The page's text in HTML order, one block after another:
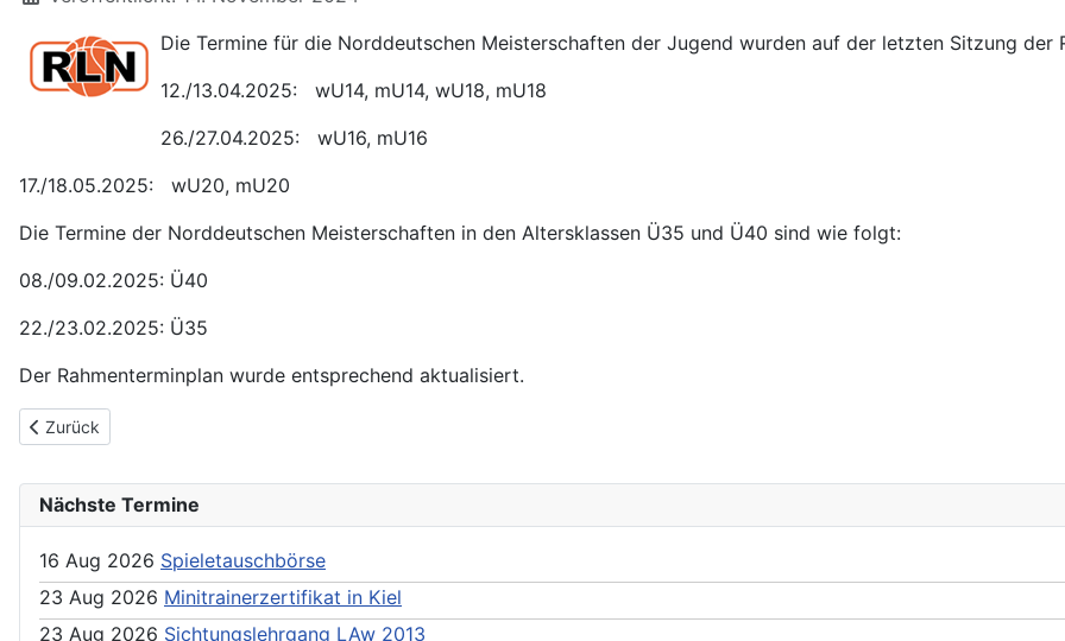
Die Termine für die Norddeutschen Meisterschaften der Jugend wurden auf der letzten Sitzung
12./13.04.2025: wU14, mU14, wU18, mU18
26./27.04.2025: wU16, mU16
17./18.05.2025: wU20, mU20
Die Termine der Norddeutschen Meisterschaften in den Altersklassen Ü35 und Ü40 sind wie folgt:
08./09.02.2025: Ü40
22./23.02.2025: Ü35
Der Rahmenterminplan wurde entsprechend aktualisiert.
Previous article: NDM Ü40 in Nortorf
Zurück
Nächste Termine
16 Aug 2026 Spieletauschbörse
23 Aug 2026 Minitrainerzertifikat in Kiel
23 Aug 2026 Sichtungslehrgang LAw 2013